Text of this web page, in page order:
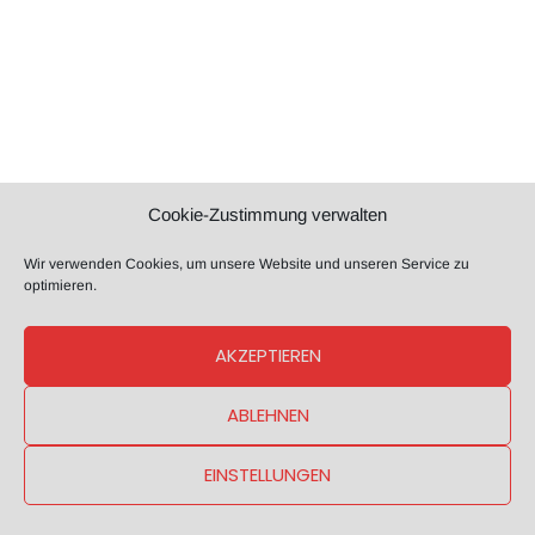
Cookie-Zustimmung verwalten
Wir verwenden Cookies, um unsere Website und unseren Service zu
optimieren.
AKZEPTIEREN
ABLEHNEN
EINSTELLUNGEN